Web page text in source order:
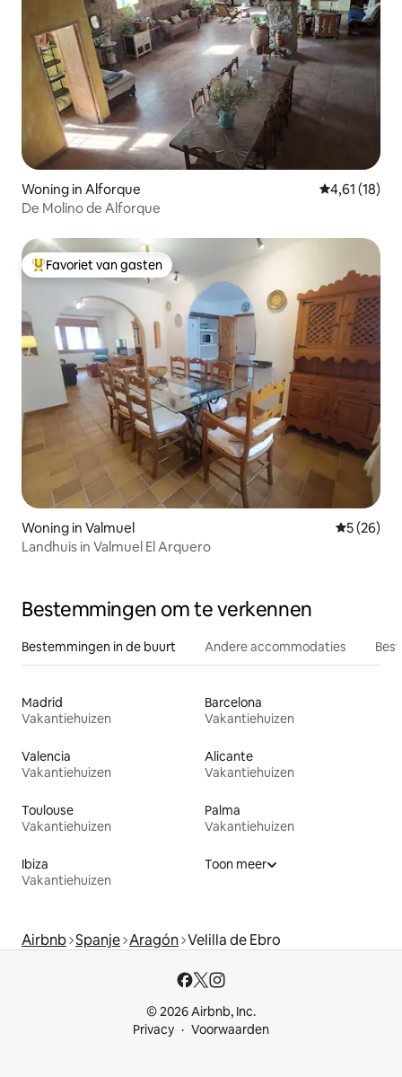
Woning in Alforque Gemiddelde
4,61 (18)
De Molino de Alforque
Topfavoriet van gasten
Favoriet van gasten
Woning in Valmuel
5 (26)
Landhuis in Valmuel El Arquero
Bestemmingen om te verkennen
Bestemmingen in de buurt Andere accommodaties
Madrid
Vakantiehuizen
Barcelona
Vakantiehuizen
Valencia
Vakantiehuizen
Alicante
Vakantiehuizen
Toulouse
Vakantiehuizen
Palma
Vakantiehuizen
Ibiza
Vakantiehuizen
Toon meer
Airbnb Spanje Aragón Velilla de Ebro
© 2026 Airbnb, Inc.
Privacy
Voorwaarden